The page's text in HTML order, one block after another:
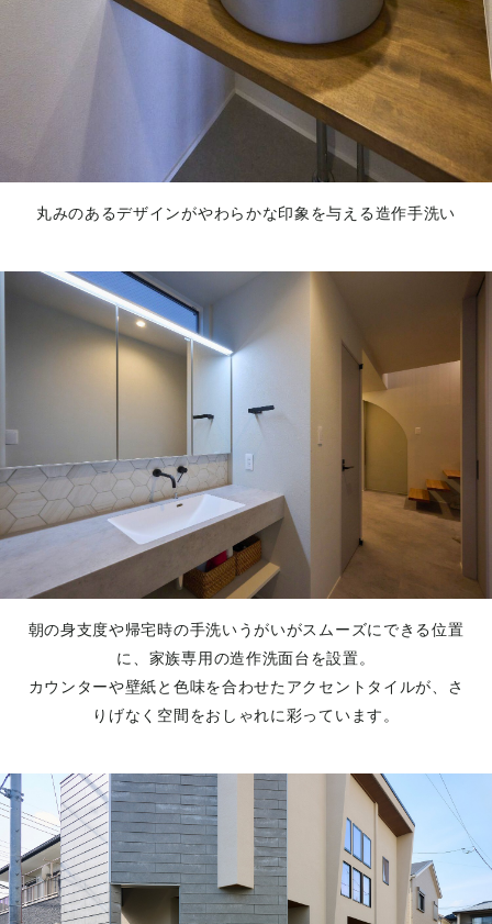
丸みのあるデザインがやわらかな印象を与える造作手洗い
朝の身支度や帰宅時の手洗いうがいがスムーズにできる位置
に、家族専用の造作洗面台を設置。
カウンターや壁紙と色味を合わせたアクセントタイルが、さ
りげなく空間をおしゃれに彩っています。